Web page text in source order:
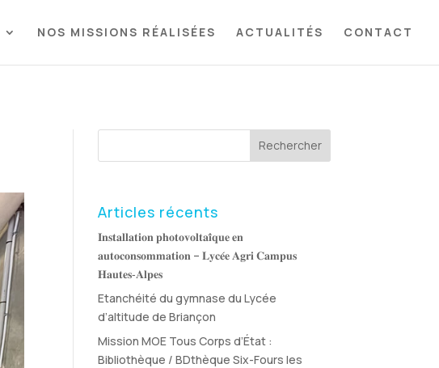
NOS MISSIONS RÉALISÉES ACTUALITÉS CONTACT
Rechercher
Articles récents
𝐈𝐧𝐬𝐭𝐚𝐥𝐥𝐚𝐭𝐢𝐨𝐧 𝐩𝐡𝐨𝐭𝐨𝐯𝐨𝐥𝐭𝐚𝐢̈𝐪𝐮𝐞 𝐞𝐧
𝐚𝐮𝐭𝐨𝐜𝐨𝐧𝐬𝐨𝐦𝐦𝐚𝐭𝐢𝐨𝐧 – 𝐋𝐲𝐜𝐞́𝐞 𝐀𝐠𝐫𝐢 𝐂𝐚𝐦𝐩𝐮𝐬
𝐇𝐚𝐮𝐭𝐞𝐬‑𝐀𝐥𝐩𝐞𝐬
Etanchéité du gymnase du Lycée
d’altitude de Briançon
Mission MOE Tous Corps d’État :
Bibliothèque / BDthèque Six-Fours les